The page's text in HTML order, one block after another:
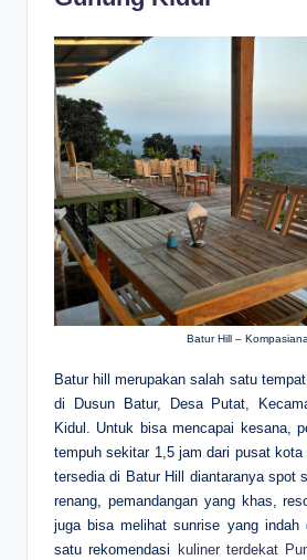
Batur Hill –
Batur hill merupakan salah satu
di Dusun Batur, Desa Putat,
Kidul. Untuk bisa mencapai kesana,
tempuh sekitar 1,5 jam dari pusat
tersedia di Batur Hill diantaranya spot
renang, pemandangan yang khas,
juga bisa melihat sunrise yang indah
satu rekomendasi
kuliner terdekat